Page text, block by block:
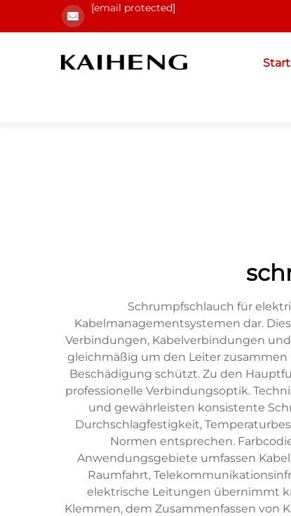
[email protected]
Schrumpfschlauch für
Kabelmanagementsystemen dar.
Verbindungen, Kabelverbindungen
gleichmäßig um den Leiter
Beschädigung schützt. Zu den
professionelle Verbindungsoptik.
und gewährleisten konsistente
Durchschlagfestigkeit,
Normen entsprechen.
Anwendungsgebiete umfassen
Raumfahrt,
elektrische Leitungen übernimmt
Klemmen, dem Zusammenfassen von